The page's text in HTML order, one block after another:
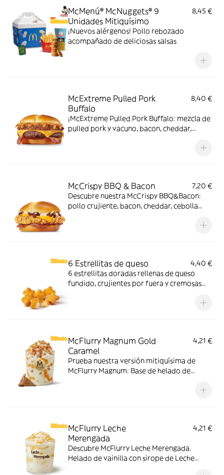
McMenú® McNuggets® 9
Unidades Mitiquísimo
8,45 €
¡Nuevos alérgenos! Pollo rebozado
acompañado de deliciosas salsas
McExtreme Pulled Pork
Buffalo
8,40 €
¡McExtreme Pulled Pork Buffalo: mezcla de
pulled pork y vacuno, bacon, cheddar,
McCrispy BBQ & Bacon
7,20 €
Descubre nuestra McCrispy BBQ&Bacon:
pollo crujiente, bacon, cheddar, cebolla
harina de trigo con copos de patata. ¡Sabor
6 Estrellitas de queso
4,40 €
6 estrellitas doradas rellenas de queso
fundido, crujientes por fuera y cremosas
McFlurry Magnum Gold
Caramel
4,21 €
Prueba nuestra versión mitiquísima de
McFlurry Magnum: Base de helado de
Topping triturado de galleta con perlas y
McFlurry Leche
Merengada
4,21 €
Descubre McFlurry Leche Merengada.
Helado de vainilla con sirope de Leche